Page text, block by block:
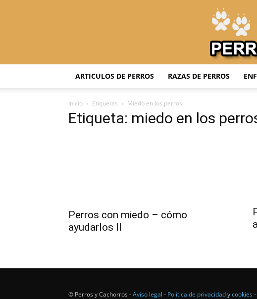
ARTICULOS DE PERROS RAZAS DE PERROS
Inicio Etiquetas Miedo en los perros
Etiqueta: miedo en los
Perros con miedo – cómo
ayudarlos ll
© Perros y Cachorros -Aviso legal - Política de privacidadycookies